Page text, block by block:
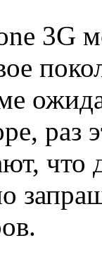
3G
раз
что